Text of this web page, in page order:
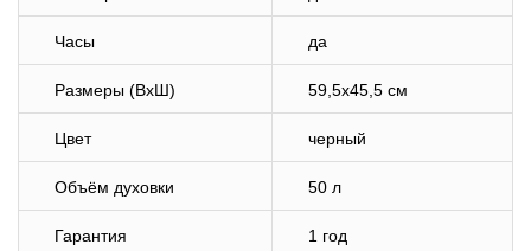
Часы да
Размеры (ВхШ) 59,5х45,5 см
Цвет черный
Объём духовки 50 л
Гарантия 1 год